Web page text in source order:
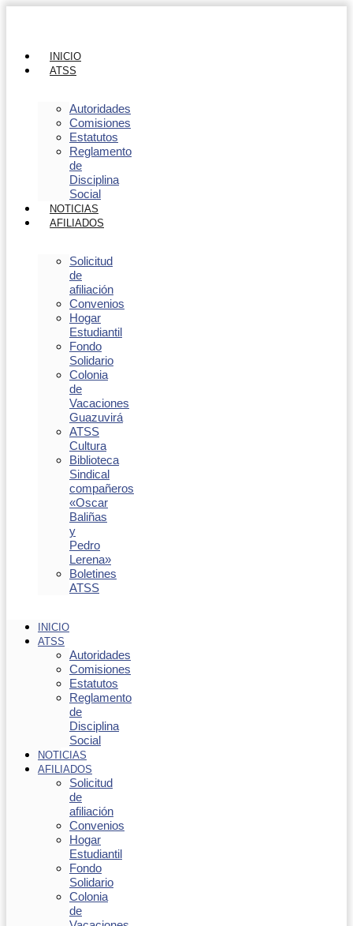
INICIO
ATSS
Autoridades
Comisiones
Estatutos
Reglamento
de
Disciplina
Social
NOTICIAS
AFILIADOS
Solicitud
de
afiliación
Convenios
Hogar
Estudiantil
Fondo
Solidario
Colonia
de
Vacaciones
Guazuvirá
ATSS
Cultura
Biblioteca
Sindical
compañeros
«Oscar
Baliñas
y
Pedro
Lerena»
Boletines
ATSS
INICIO
ATSS
Autoridades
Comisiones
Estatutos
Reglamento
de
Disciplina
Social
NOTICIAS
AFILIADOS
Solicitud
de
afiliación
Convenios
Hogar
Estudiantil
Fondo
Solidario
Colonia
de